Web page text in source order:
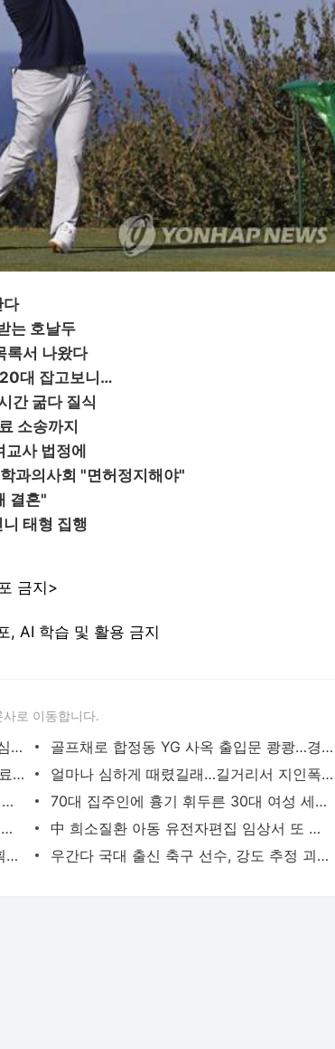
다
는 호날두
록서 나왔다
20대 잡고보니…
간 굶다 질식
소송까지
사 법정에
과의사회 "면허정지해야"
결혼"
태형 집행
금지>
AI 학습 및 활용 금지
로 이동합니다.
성접대 경기서 한국 '무패'…한일월드컵 심판매수설 재점화될 듯 | 연합뉴스
골프채로 합정동 YG 사옥 출입문 쾅쾅…경찰, 20대 여성 체포 | 연합뉴스
배우 이신영, 조용히 입대…"신병훈련 수료, 군 생활 집중" | 연합뉴스
얼마나 심하게 때렸길래…길거리서 지인폭행 50대 살인미수 혐의 | 연합뉴스
대장내시경 중 장 천공으로 환자 숨지게 한 의사 2심도 집행유예 | 연합뉴스
70대 집주인에 흉기 휘두른 30대 여성 세입자 체포 | 연합뉴스
'바다에 둥둥'…인천 강화군 北 목함지뢰 주의보 | 연합뉴스
中 희소질환 아동 유전자편집 임상서 또 숨져…안전성 논란 확산 | 연합뉴스
경찰, '300억 사기 혐의' 차가원 연예기획사 대표 구속송치 | 연합뉴스
우간다 국대 출신 축구 선수, 강도 추정 괴한에 피살 | 연합뉴스